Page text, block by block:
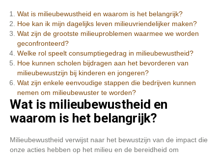
Wat is milieubewustheid en waarom is het belangrijk?
Hoe kan ik mijn dagelijks leven milieuvriendelijker maken?
Wat zijn de grootste milieuproblemen waarmee we worden
geconfronteerd?
Welke rol speelt consumptiegedrag in milieubewustheid?
Hoe kunnen scholen bijdragen aan het bevorderen van
milieubewustzijn bij kinderen en jongeren?
Wat zijn enkele eenvoudige stappen die bedrijven kunnen
nemen om milieubewuster te worden?
Wat is milieubewustheid en
waarom is het belangrijk?
Milieubewustheid verwijst naar het bewustzijn van de impact die
onze acties hebben op het milieu en de bereidheid om